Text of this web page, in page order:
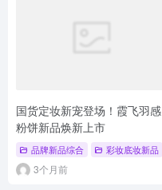
国货定妆新宠登场！霞飞羽感
粉饼新品焕新上市
品牌新品综合 彩妆底妆新品
3个月前